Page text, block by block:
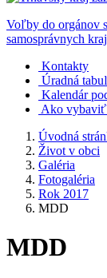
Voľby do orgánov
samosprávnych
Kontakty
Úradná
Kalendár
Ako
Úvodná
Život v obci
Galéria
Fotogaléria
Rok 2017
MDD
MDD